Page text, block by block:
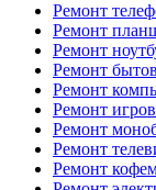
Ремонт
Ремонт
Ремонт
Ремонт
Ремонт
Ремонт
Ремонт
Ремонт
Ремонт